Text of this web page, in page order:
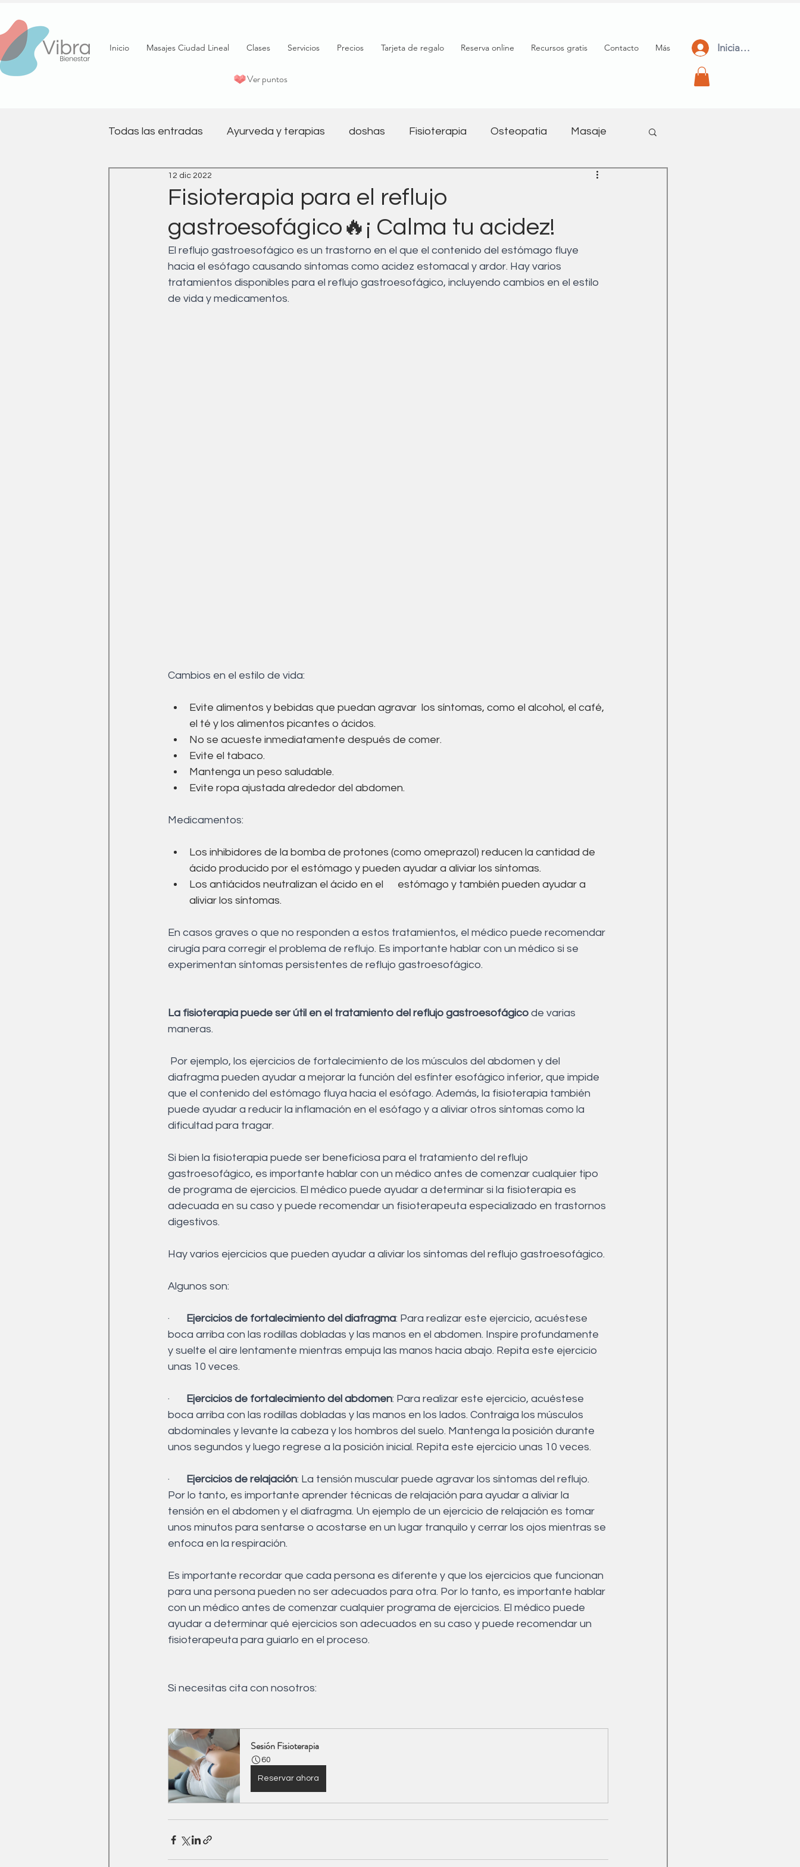
Inicio Masajes Ciudad Lineal Clases Servicios Precios Tarjeta de regalo Reserva online Recursos gratis Contacto Más
Ver puntos
Iniciar Sesión
Todas las entradas Ayurveda y terapias doshas Fisioterapia Osteopatia Masaje
psicología Terapia
Salud emocional Salud digestiva Embarazo Fitness
Medicina Tradicional China Suelo pelvico
Fisioterapia para el reflujo
gastroesofágico🔥¡ Calma tu acidez!
12 dic 2022
El reflujo gastroesofágico es un trastorno en el que el contenido del estómago fluye
hacia el esófago causando síntomas como acidez estomacal y ardor. Hay varios
tratamientos disponibles para el reflujo gastroesofágico, incluyendo cambios en el estilo
de vida y medicamentos.
Cambios en el estilo de vida:
Evite alimentos y bebidas que puedan agravar  los síntomas, como el alcohol, el café,
el té y los alimentos picantes o ácidos.
No se acueste inmediatamente después de comer.
Evite el tabaco.
Mantenga un peso saludable.
Evite ropa ajustada alrededor del abdomen.
Medicamentos:
Los inhibidores de la bomba de protones (como omeprazol) reducen la cantidad de
ácido producido por el estómago y pueden ayudar a aliviar los síntomas.
Los antiácidos neutralizan el ácido en el      estómago y también pueden ayudar a
aliviar los síntomas.
En casos graves o que no responden a estos tratamientos, el médico puede recomendar
cirugía para corregir el problema de reflujo. Es importante hablar con un médico si se
experimentan síntomas persistentes de reflujo gastroesofágico.
La fisioterapia puede ser útil en el tratamiento del reflujo gastroesofágico de varias
maneras.
diafragma pueden ayudar a mejorar la función del esfínter esofágico inferior, que impide
que el contenido del estómago fluya hacia el esófago. Además, la fisioterapia también
puede ayudar a reducir la inflamación en el esófago y a aliviar otros síntomas como la
dificultad para tragar.
Si bien la fisioterapia puede ser beneficiosa para el tratamiento del reflujo
gastroesofágico, es importante hablar con un médico antes de comenzar cualquier tipo
de programa de ejercicios. El médico puede ayudar a determinar si la fisioterapia es
adecuada en su caso y puede recomendar un fisioterapeuta especializado en trastornos
digestivos.
Hay varios ejercicios que pueden ayudar a aliviar los síntomas del reflujo gastroesofágico.
Algunos son:
· Ejercicios de fortalecimiento del diafragma: Para realizar este ejercicio, acuéstese
boca arriba con las rodillas dobladas y las manos en el abdomen. Inspire profundamente
y suelte el aire lentamente mientras empuja las manos hacia abajo. Repita este ejercicio
unas 10 veces.
· Ejercicios de fortalecimiento del abdomen: Para realizar este ejercicio, acuéstese
boca arriba con las rodillas dobladas y las manos en los lados. Contraiga los músculos
abdominales y levante la cabeza y los hombros del suelo. Mantenga la posición durante
unos segundos y luego regrese a la posición inicial. Repita este ejercicio unas 10 veces.
· Ejercicios de relajación: La tensión muscular puede agravar los síntomas del reflujo.
Por lo tanto, es importante aprender técnicas de relajación para ayudar a aliviar la
tensión en el abdomen y el diafragma. Un ejemplo de un ejercicio de relajación es tomar
unos minutos para sentarse o acostarse en un lugar tranquilo y cerrar los ojos mientras se
enfoca en la respiración.
Es importante recordar que cada persona es diferente y que los ejercicios que funcionan
para una persona pueden no ser adecuados para otra. Por lo tanto, es importante hablar
con un médico antes de comenzar cualquier programa de ejercicios. El médico puede
ayudar a determinar qué ejercicios son adecuados en su caso y puede recomendar un
fisioterapeuta para guiarlo en el proceso.
Si necesitas cita con nosotros:
Sesión Fisioterapia
60
Reservar ahora